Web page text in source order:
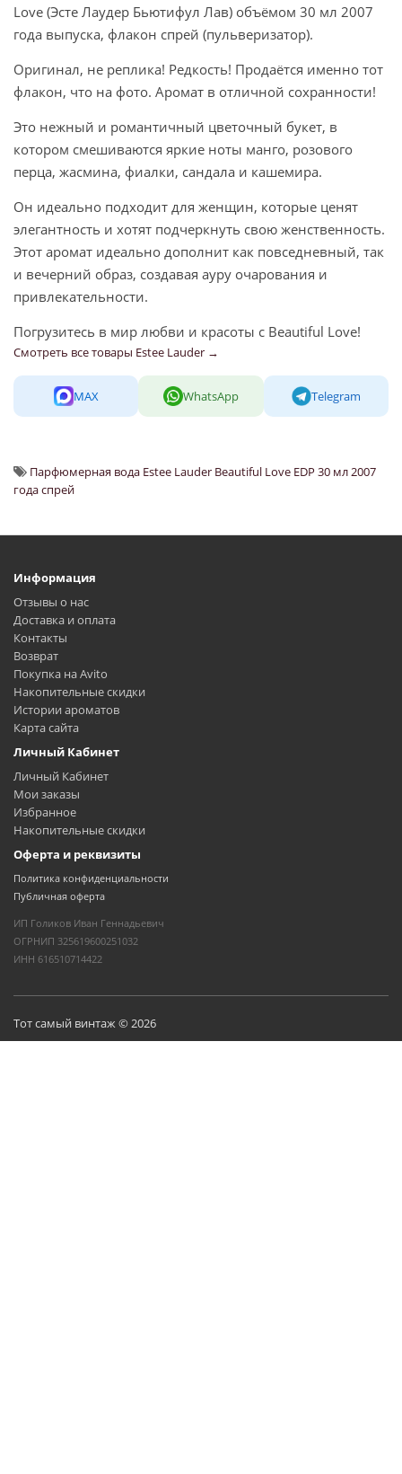
Love (Эсте Лаудер Бьютифул Лав) объёмом 30 мл 2007
года выпуска, флакон спрей (пульверизатор).
Оригинал, не реплика! Редкость! Продаётся именно тот
флакон, что на фото. Аромат в отличной сохранности!
Это нежный и романтичный цветочный букет, в
котором смешиваются яркие ноты манго, розового
перца, жасмина, фиалки, сандала и кашемира.
Он идеально подходит для женщин, которые ценят
элегантность и хотят подчеркнуть свою женственность.
Этот аромат идеально дополнит как повседневный, так
и вечерний образ, создавая ауру очарования и
привлекательности.
Погрузитесь в мир любви и красоты с Beautiful Love!
Смотреть все товары Estee Lauder →
MAX WhatsApp Telegram
Парфюмерная вода Estee Lauder Beautiful Love EDP 30 мл 2007
года спрей
Информация
Отзывы о нас
Доставка и оплата
Контакты
Возврат
Покупка на Avito
Накопительные скидки
Истории ароматов
Карта сайта
Личный Кабинет
Личный Кабинет
Мои заказы
Избранное
Накопительные скидки
Оферта и реквизиты
Политика конфиденциальности
Публичная оферта
ИП Голиков Иван Геннадьевич
ОГРНИП 325619600251032
ИНН 616510714422
Тот самый винтаж © 2026